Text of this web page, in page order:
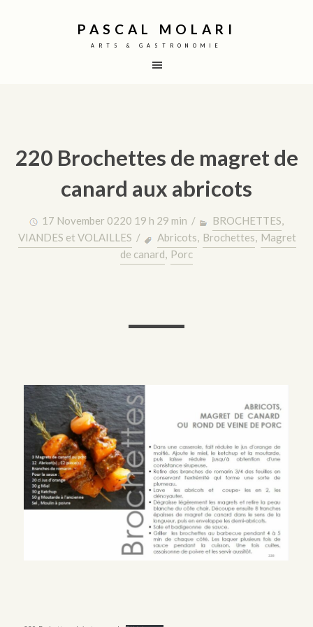
PASCAL MOLARI
ARTS & GASTRONOMIE
220 Brochettes de magret de
canard aux abricots
17 November 0220 19 h 29 min / BROCHETTES,
VIANDES et VOLAILLES / Abricots, Brochettes, Magret
de canard, Porc